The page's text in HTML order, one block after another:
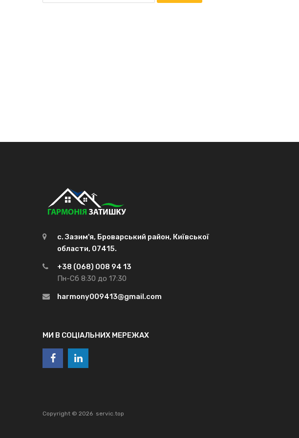
с. Зазим'я, Броварський район, Київської
области, 07415.
+38 (068) 008 94 13
Пн-Сб 8:30 до 17:30
harmony009413@gmail.com
МИ В СОЦІАЛЬНИХ МЕРЕЖАХ
Copyright © 2026 servic.top